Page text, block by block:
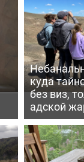
куда
без виз,
адской